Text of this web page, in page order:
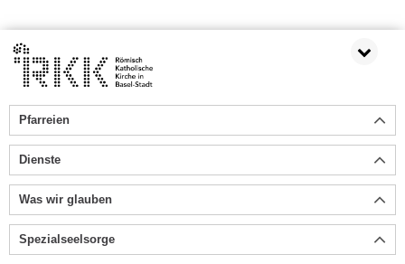
Pfarreien
Dienste
Was wir glauben
Spezialseelsorge